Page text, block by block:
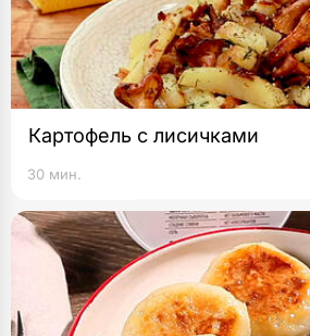
Картофель с лисичками
30 мин.